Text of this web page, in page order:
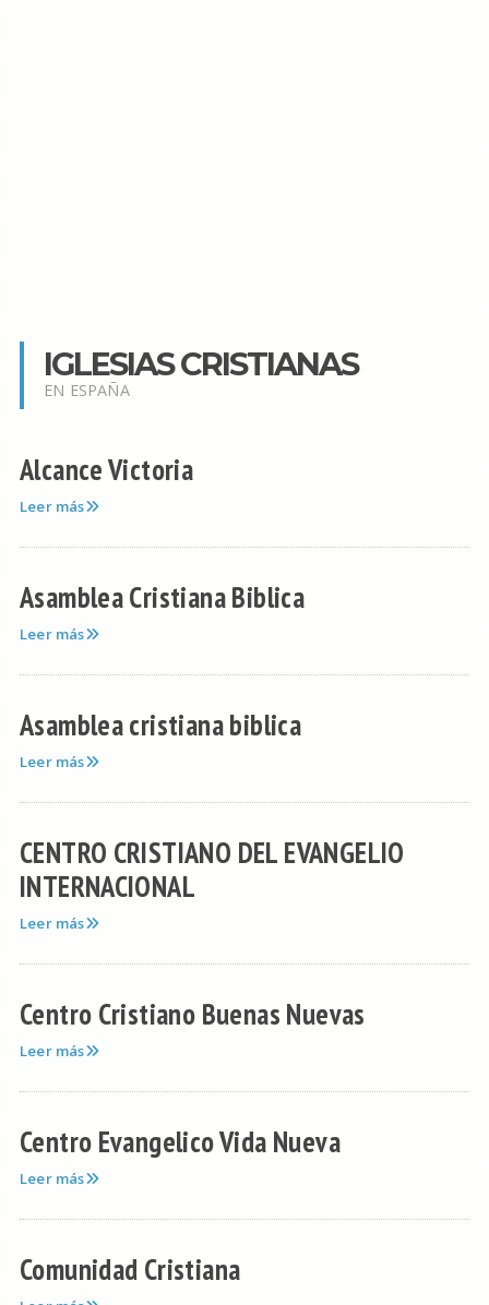
IGLESIAS CRISTIANAS
EN ESPAÑA
Alcance Victoria
Leer más
Asamblea Cristiana Biblica
Leer más
Asamblea cristiana biblica
Leer más
CENTRO CRISTIANO DEL EVANGELIO
INTERNACIONAL
Leer más
Centro Cristiano Buenas Nuevas
Leer más
Centro Evangelico Vida Nueva
Leer más
Comunidad Cristiana